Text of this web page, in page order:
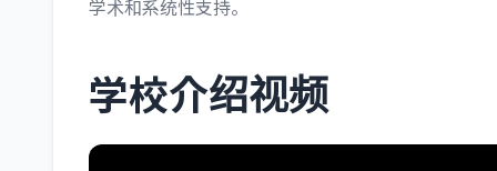
学术和系统性支持。
学校介绍视频